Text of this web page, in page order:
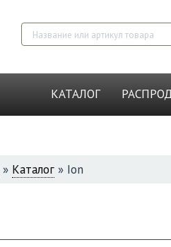
КАТАЛОГ
» Каталог » Ion